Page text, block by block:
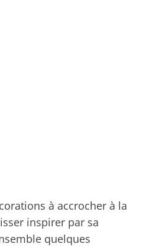
à accrocher à la
inspirer par sa
quelques